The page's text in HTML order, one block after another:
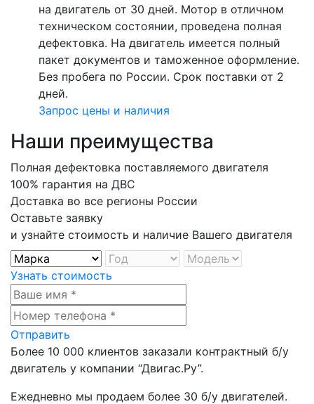
на двигатель от 30 дней. Мотор в отличном
техническом состоянии, проведена полная
дефектовка. На двигатель имеется полный
пакет документов и таможенное оформление.
Без пробега по России. Срок поставки от 2
дней.
Запрос цены и наличия
Наши преимущества
Полная дефектовка поставляемого двигателя
100% гарантия на ДВС
Доставка во все регионы России
Оставьте заявку
и узнайте стоимость и наличие Вашего двигателя
Узнать стоимость
Отправить
Более 10 000 клиентов заказали контрактный б/у
двигатель у компании “Двигас.Ру”.
Ежедневно мы продаем более 30 б/у двигателей.